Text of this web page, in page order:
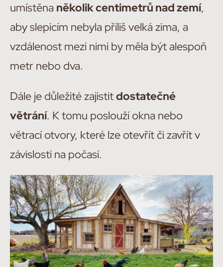
umístěna několik centimetrů nad zemí,
aby slepicím nebyla příliš velká zima, a
vzdálenost mezi nimi by měla být alespoň
metr nebo dva.
Dále je důležité zajistitdostatečné
větrání. K tomu poslouží okna nebo
větrací otvory, které lze otevřít či zavřít v
závislosti na počasí.